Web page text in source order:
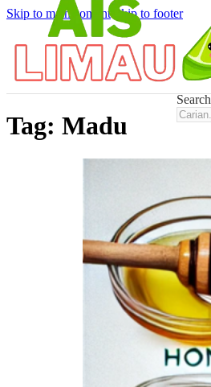
Skip to main content Skip to footer
Search
Tag: Madu